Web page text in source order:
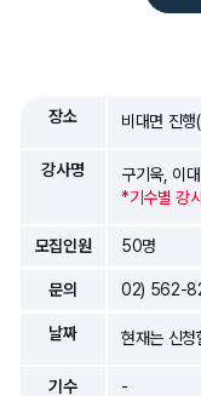
장소 비대면 진
강사명
구기욱, 이
*기수별 강
모집인원 50명
문의 02) 562-
날짜 현재는 신청
기수 -